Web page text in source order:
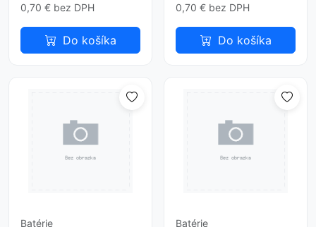
0,70 € bez DPH
Do košíka
0,70 € bez DPH
Do košíka
Batérie
Batérie